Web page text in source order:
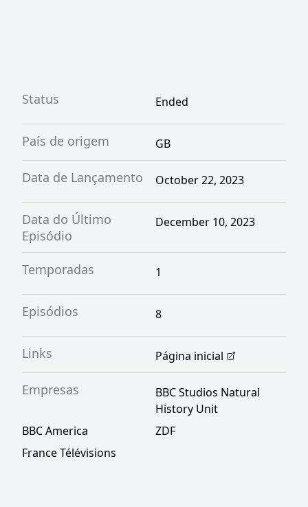
Status Ended
País de origem GB
Data de Lançamento October 22, 2023
Data do Último
Episódio
December 10, 2023
Temporadas 1
Episódios 8
Links Página inicial
Empresas
BBC Studios Natural
History Unit
BBC America
ZDF
France Télévisions